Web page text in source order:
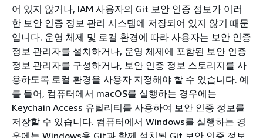
어 있지 않거나, IAM 사용자의 Git 보안 인증 정보가 이러
한 보안 인증 정보 관리 시스템에 저장되어 있지 않기 때문
입니다. 운영 체제 및 로컬 환경에 따라 사용자는 보안 인증
정보 관리자를 설치하거나, 운영 체제에 포함된 보안 인증
정보 관리자를 구성하거나, 보안 인증 정보 스토리지를 사
용하도록 로컬 환경을 사용자 지정해야 할 수 있습니다. 예
를 들어, 컴퓨터에서 macOS를 실행하는 경우에는
Keychain Access 유틸리티를 사용하여 보안 인증 정보를
저장할 수 있습니다. 컴퓨터에서 Windows를 실행하는 경
우에는 Windows용 Git과 함께 설치된 Git 보안 인증 정보